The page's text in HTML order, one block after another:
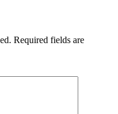
Required fields are